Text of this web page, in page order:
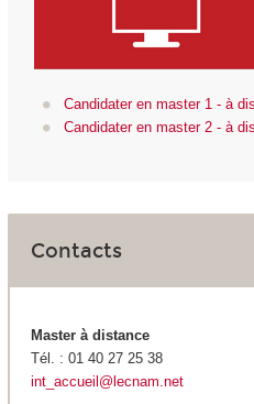
Candidater en master 1 - à
Candidater en master 2 - à
Contacts
Master à distance
Tél. : 01 40 27 25 38
int_accueil@lecnam.net